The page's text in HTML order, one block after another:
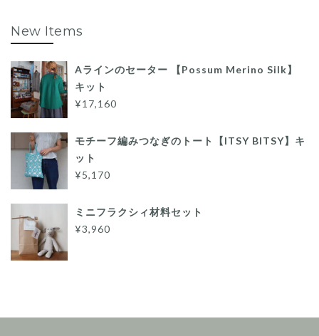
New Items
Aラインのセーター 【Possum Merino Silk】
キット
¥17,160
モチーフ編みつなぎのトート【ITSY BITSY】キ
ット
¥5,170
ミニフラクシィ材料セット
¥3,960